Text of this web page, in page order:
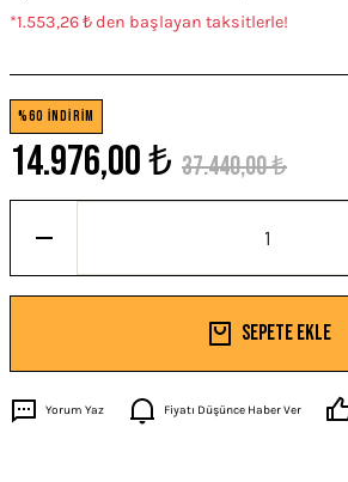
*1.553,26 ₺ den başlayan taksitlerle!
%60 İNDİRİM
14.976,00 ₺ 37.440,00 ₺
Sepete Ekle
Yorum Yaz Fiyatı Düşünce Haber Ver